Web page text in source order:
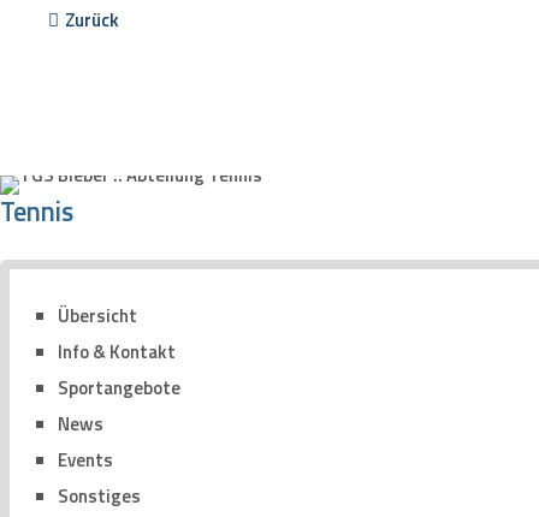
Zurück
Tennis
Übersicht
Info & Kontakt
Sportangebote
News
Events
Sonstiges